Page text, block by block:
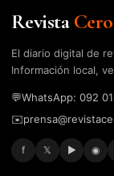
RevistaCero
El diario digital de
Información local,
💬WhatsApp: 092
✉️
f 𝕏 ▶ ◉